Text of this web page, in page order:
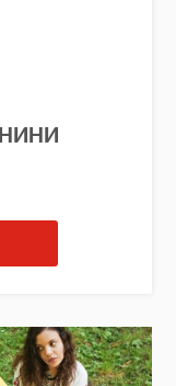
-
НЕБО,